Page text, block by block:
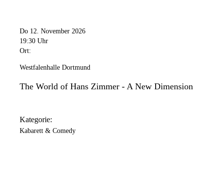
Do 12. November 2026
19:30 Uhr
Ort:
Westfalenhalle Dortmund
The World of Hans Zimmer - A New Dimension
Kategorie:
Kabarett & Comedy